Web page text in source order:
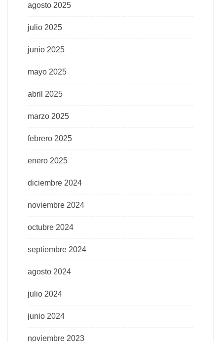
agosto 2025
julio 2025
junio 2025
mayo 2025
abril 2025
marzo 2025
febrero 2025
enero 2025
diciembre 2024
noviembre 2024
octubre 2024
septiembre 2024
agosto 2024
julio 2024
junio 2024
noviembre 2023